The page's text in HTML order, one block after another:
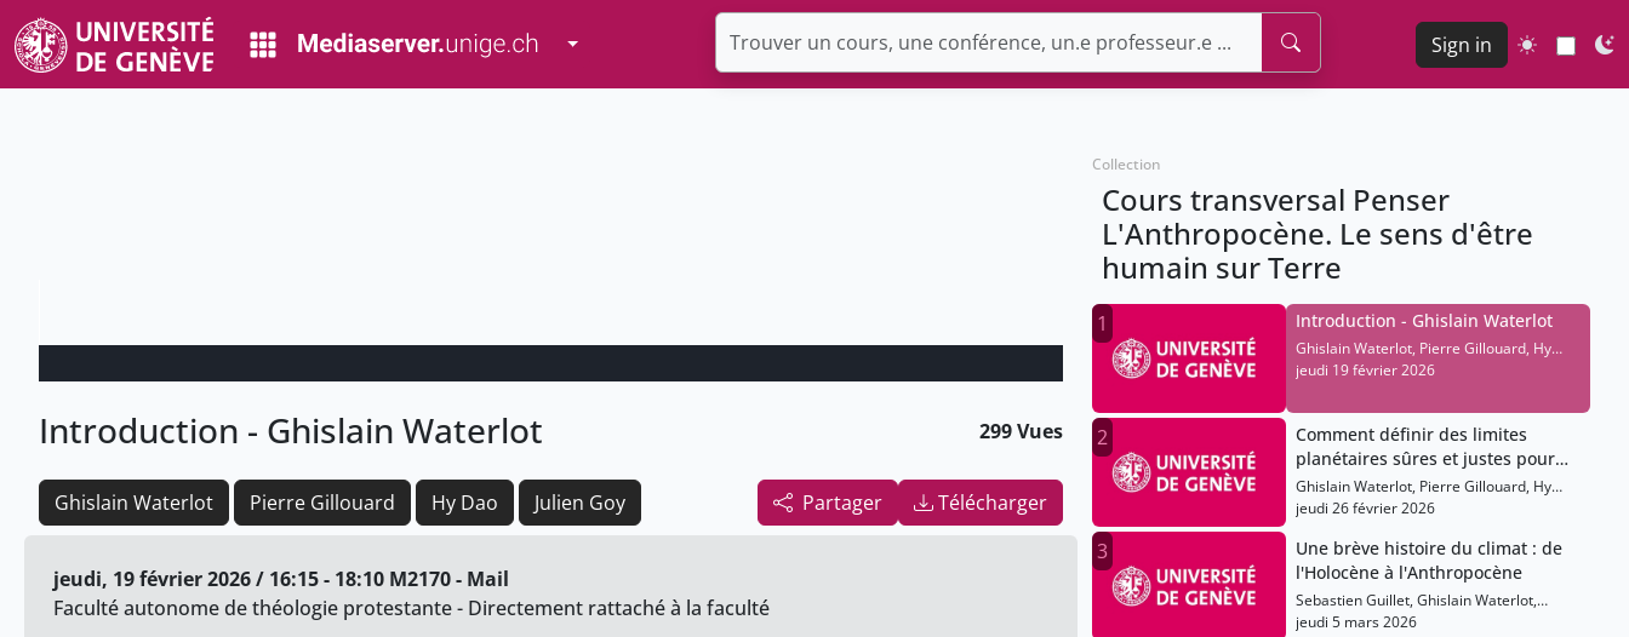
Toggle Dropdown Sign in
Introduction - Ghislain Waterlot 299 Vues
Partager Télécharger
Ghislain Waterlot Pierre Gillouard Hy Dao Julien Goy
jeudi, 19 février 2026 / 16:15 - 18:10 M2170 - Mail
Faculté autonome de théologie protestante - Directement rattaché à la faculté
Collection
Cours transversal Penser
L'Anthropocène. Le sens d'être
humain sur Terre
1 Introduction - Ghislain Waterlot
Ghislain Waterlot, Pierre Gillouard, Hy
Dao, Julien Goy
jeudi 19 février 2026
2
Comment définir des limites
planétaires sûres et justes pour
les pays ? - Hy Dao
Ghislain Waterlot, Pierre Gillouard, Hy
Dao, Julien Goy
jeudi 26 février 2026
3
Une brève histoire du climat : de
l'Holocène à l'Anthropocène
Sebastien Guillet, Ghislain Waterlot,
Pierre Gillouard, Hy Dao, Julien Goy
jeudi 5 mars 2026